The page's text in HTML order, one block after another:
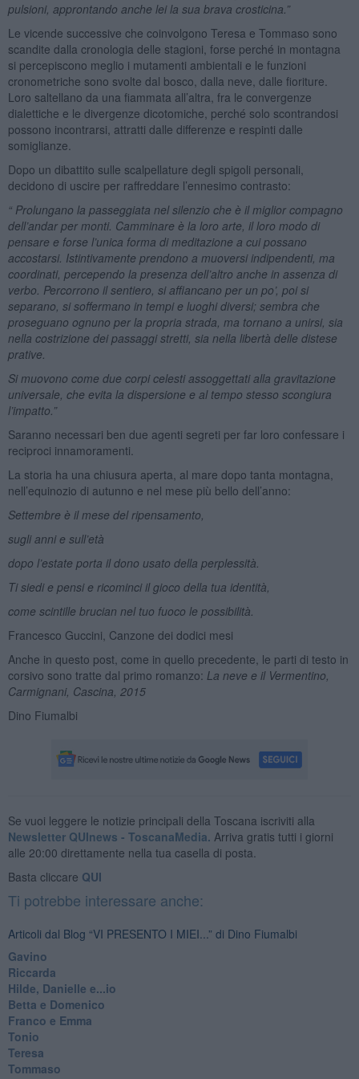
pulsioni, approntando anche lei la sua brava crosticina.”
Le vicende successive che coinvolgono Teresa e Tommaso sono
scandite dalla cronologia delle stagioni, forse perché in montagna
si percepiscono meglio i mutamenti ambientali e le funzioni
cronometriche sono svolte dal bosco, dalla neve, dalle fioriture.
Loro saltellano da una fiammata all’altra, fra le convergenze
dialettiche e le divergenze dicotomiche, perché solo scontrandosi
possono incontrarsi, attratti dalle differenze e respinti dalle
somiglianze.
Dopo un dibattito sulle scalpellature degli spigoli personali,
decidono di uscire per raffreddare l’ennesimo contrasto:
“ Prolungano la passeggiata nel silenzio che è il miglior compagno
dell’andar per monti. Camminare è la loro arte, il loro modo di
pensare e forse l’unica forma di meditazione a cui possano
accostarsi. Istintivamente prendono a muoversi indipendenti, ma
coordinati, percependo la presenza dell’altro anche in assenza di
verbo. Percorrono il sentiero, si affiancano per un po’, poi si
separano, si soffermano in tempi e luoghi diversi; sembra che
proseguano ognuno per la propria strada, ma tornano a unirsi, sia
nella costrizione dei passaggi stretti, sia nella libertà delle distese
prative.
Si muovono come due corpi celesti assoggettati alla gravitazione
universale, che evita la dispersione e al tempo stesso scongiura
l’impatto.”
Saranno necessari ben due agenti segreti per far loro confessare i
reciproci innamoramenti.
La storia ha una chiusura aperta, al mare dopo tanta montagna,
nell’equinozio di autunno e nel mese più bello dell’anno:
Settembre è il mese del ripensamento,
sugli anni e sull’età
dopo l’estate porta il dono usato della perplessità.
Ti siedi e pensi e ricominci il gioco della tua identità,
come scintille brucian nel tuo fuoco le possibilità.
Francesco Guccini, Canzone dei dodici mesi
Anche in questo post, come in quello precedente, le parti di testo in
corsivo sono tratte dal primo romanzo: La neve e il Vermentino,
Carmignani, Cascina, 2015
Dino Fiumalbi
Se vuoi leggere le notizie principali della Toscana iscriviti alla
Newsletter QUInews - ToscanaMedia. Arriva gratis tutti i giorni
alle 20:00 direttamente nella tua casella di posta.
Basta cliccare QUI
Ti potrebbe interessare anche:
Articoli dal Blog “VI PRESENTO I MIEI...” di Dino Fiumalbi
Gavino
Riccarda
Hilde, Danielle e...io
Betta e Domenico
​Franco e Emma
Tonio
Teresa
Tommaso